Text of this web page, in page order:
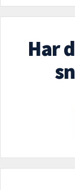
Har